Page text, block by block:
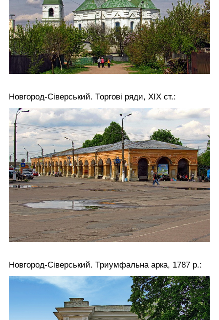
Новгород-Сіверський. Торгові ряди, ХІХ ст.:
Новгород-Сіверський. Триумфальна арка, 1787 р.: